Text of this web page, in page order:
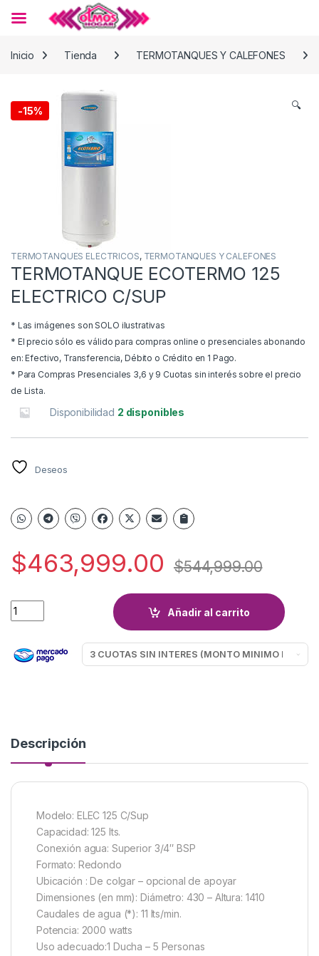
Inicio
Tienda TERMOTANQUES Y CALEFONES
-15% 🔍
TERMOTANQUES ELECTRICOS, TERMOTANQUES Y CALEFONES
TERMOTANQUE ECOTERMO 125
ELECTRICO C/SUP
* Las imágenes son SOLO ilustrativas
* El precio sólo es válido para compras online o presenciales abonando
en: Efectivo, Transferencia, Débito o Crédito en 1 Pago.
* Para Compras Presenciales 3,6 y 9 Cuotas sin interés sobre el precio
de Lista.
Disponibilidad 2 disponibles
Deseos
$463,999.00 $544,999.00
TERMOTANQUE ECOTERMO 125 ELECTRICO C/SUP quantity
Añadir al carrito
Descripción
Modelo: ELEC 125 C/Sup
Capacidad: 125 lts.
Conexión agua: Superior 3/4″ BSP
Formato: Redondo
Ubicación : De colgar – opcional de apoyar
Dimensiones (en mm): Diámetro: 430 – Altura: 1410
Caudales de agua (*): 11 lts/min.
Potencia: 2000 watts
Uso adecuado:1 Ducha – 5 Personas